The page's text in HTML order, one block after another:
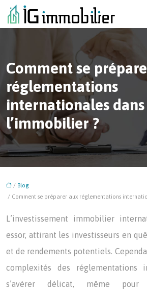
Comment se
réglementations
internationales dans
l’immobilier ?
/ Blog
/ Comment se préparer aux réglementations
L’investissement immobilier
essor, attirant les investisseurs en
et de rendements potentiels.
complexités des réglementations
s’avérer délicat, même pour